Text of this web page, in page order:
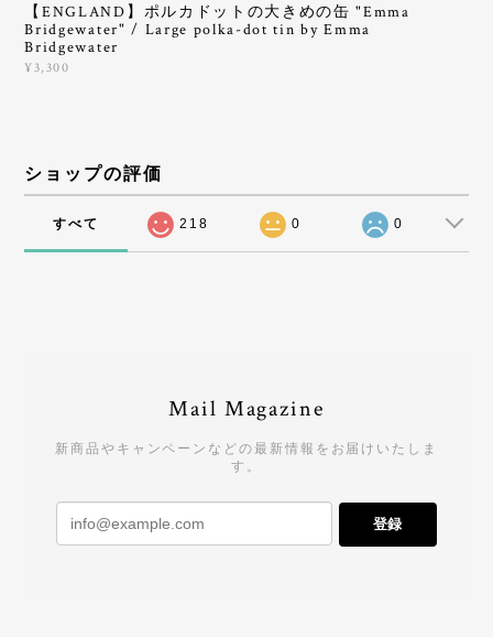
【ENGLAND】ポルカドットの大きめの缶 "Emma
Bridgewater" / Large polka-dot tin by Emma
Bridgewater
¥3,300
ショップの評価
すべて 218 0 0
Mail Magazine
新商品やキャンペーンなどの最新情報をお届けいたしま
す。
登録